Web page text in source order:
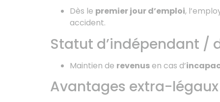
Dès le premier jour d’emploi,
accident.
Statut d’indépendant /
Maintien de revenusen cas d’
Avantages extra-